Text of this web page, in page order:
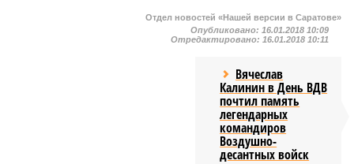
Отдел новостей «Нашей версии в Саратове»
Опубликовано: 16.01.2018 10:09
Отредактировано: 16.01.2018 10:11
Вячеслав
Калинин в День ВДВ
почтил память
легендарных
командиров
Воздушно-
десантных войск